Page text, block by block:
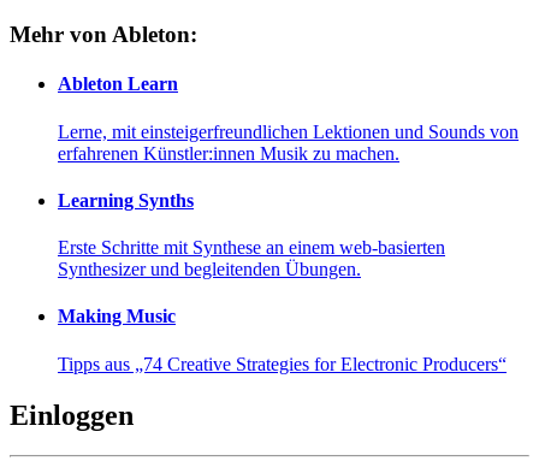
Mehr von Ableton:
Ableton Learn
Lerne, mit einsteigerfreundlichen Lektionen und Sounds von
erfahrenen Künstler:innen Musik zu machen.
Learning Synths
Erste Schritte mit Synthese an einem web-basierten
Synthesizer und begleitenden Übungen.
Making Music
Tipps aus „74 Creative Strategies for Electronic Producers“
Einloggen